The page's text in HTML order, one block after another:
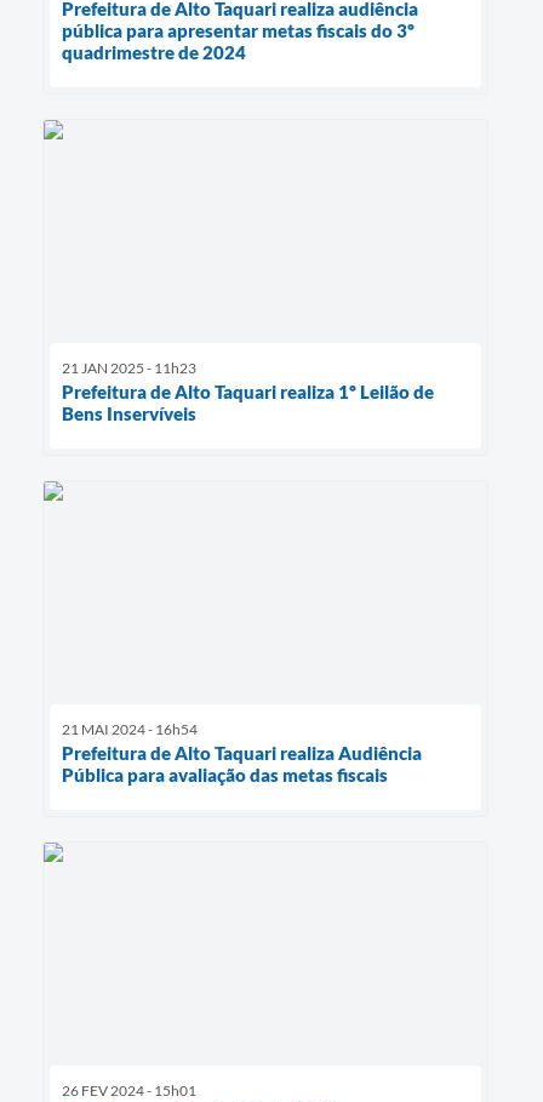
Prefeitura de Alto Taquari realiza audiência
pública para apresentar metas fiscais do 3º
quadrimestre de 2024
21 JAN 2025 - 11h23
Prefeitura de Alto Taquari realiza 1º Leilão de
Bens Inservíveis
21 MAI 2024 - 16h54
Prefeitura de Alto Taquari realiza Audiência
Pública para avaliação das metas fiscais
26 FEV 2024 - 15h01